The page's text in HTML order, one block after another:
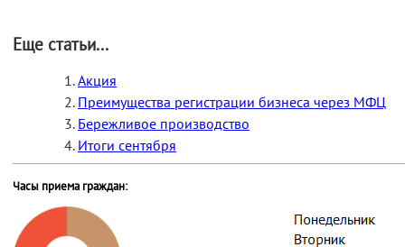
Еще статьи...
Акция
Преимущества регистрации бизнеса через МФЦ
Бережливое производство
Итоги сентября
Часы приема граждан: